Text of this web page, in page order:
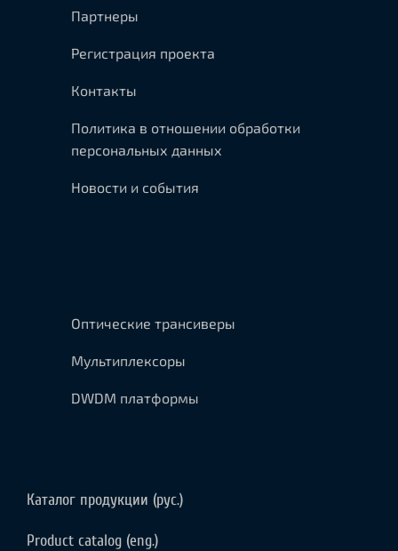
Партнеры
Регистрация проекта
Контакты
Политика в отношении обработки
персональных данных
Новости и события
Оптические трансиверы
Мультиплексоры
DWDM платформы
Каталог продукции (рус.)
Product catalog (eng.)